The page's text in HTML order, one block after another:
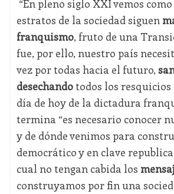
“En pleno siglo XXI vemos
estratos de la sociedad siguen
franquismo, fruto de una
fue, por ello, nuestro país
vez por todas hacia el futuro,
desechandotodos los resquicios
día de hoy de la dictadura
termina “es necesario conocer
y de dónde venimos para
democrático y en clave
cual no tengan cabida los
construyamos por fin una